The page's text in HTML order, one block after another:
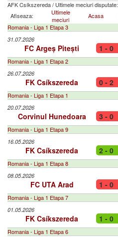
AFK Csíkszereda/ Ultimele meciuri disputate:
Afiseaza:
Ultimele
meciuri
Acasa
Romania - Liga 1 Etapa 3
31.07.2026
FC Argeș Pitești 1 - 0
Romania - Liga 1 Etapa 2
26.07.2026
FK Csíkszereda 0 - 2
Romania - Liga 1 Etapa 1
20.07.2026
Corvinul Hunedoara 3 - 0
Romania - Liga 1 Etapa 9
16.05.2026
FK Csíkszereda 2 - 0
Romania - Liga 1 Etapa 8
08.05.2026
FC UTA Arad 1 - 0
Romania - Liga 1 Etapa 7
01.05.2026
FK Csíkszereda 1 - 0
Romania - Liga 1 Etapa 6